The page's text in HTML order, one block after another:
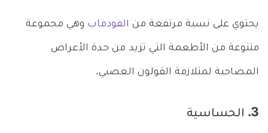
يحتوي على نسبة مرتفعة من الفودماب وهي مجموعة
متنوعة من الأطعمة التي تزيد من حدة الأعراض
المصاحبة لمتلازمة القولون العصبي.
3. الحساسية